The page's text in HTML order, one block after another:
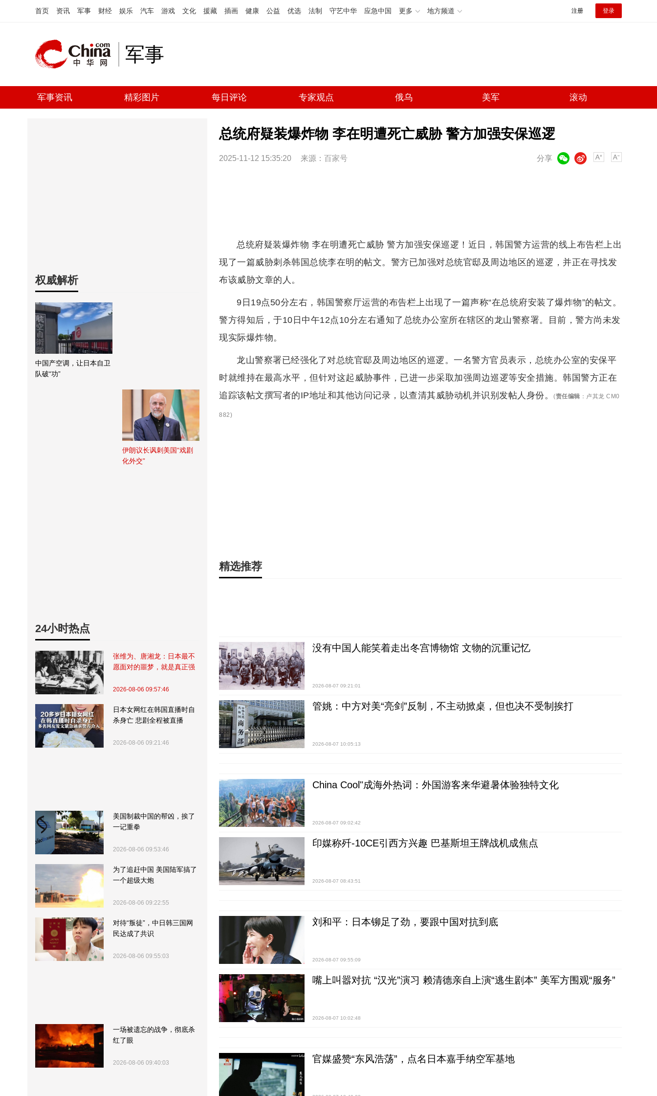
首页 资讯 军事 财经 娱乐 汽车 游戏 文化 援藏 插画 健康 公益 优选 法制 守艺中华 应急中国 更多 地方频道 注册 登录
军事
军事资讯 精彩图片 每日评论 专家观点 俄乌 美军 滚动
权威解析
中国产空调，让日本自卫
队破“功”
伊朗议长讽刺美国“戏剧
化外交”
24小时热点
张维为、唐湘龙：日本最不
愿面对的噩梦，就是真正强
2026-08-06 09:57:46
日本女网红在韩国直播时自
杀身亡 悲剧全程被直播
2026-08-06 09:21:46
美国制裁中国的帮凶，挨了
一记重拳
2026-08-06 09:53:46
为了追赶中国 美国陆军搞了
一个超级大炮
2026-08-06 09:22:55
对待“叛徒”，中日韩三国网
民达成了共识
2026-08-06 09:55:03
一场被遗忘的战争，彻底杀
红了眼
2026-08-06 09:40:03
总统府疑装爆炸物 李在明遭死亡威胁 警方加强安保巡逻
2025-11-12 15:35:20 来源： 百家号 分享
微博
总统府疑装爆炸物 李在明遭死亡威胁 警方加强安保巡逻！近日，韩国警方运营的线上布告栏上出
现了一篇威胁刺杀韩国总统李在明的帖文。警方已加强对总统官邸及周边地区的巡逻，并正在寻找发
布该威胁文章的人。
9日19点50分左右，韩国警察厅运营的布告栏上出现了一篇声称“在总统府安装了爆炸物”的帖文。
警方得知后，于10日中午12点10分左右通知了总统办公室所在辖区的龙山警察署。目前，警方尚未发
现实际爆炸物。
龙山警察署已经强化了对总统官邸及周边地区的巡逻。一名警方官员表示，总统办公室的安保平
时就维持在最高水平，但针对这起威胁事件，已进一步采取加强周边巡逻等安全措施。韩国警方正在
追踪该帖文撰写者的IP地址和其他访问记录，以查清其威胁动机并识别发帖人身份。
(责任编辑 ： 卢其龙 CM0
882)
精选推荐
没有中国人能笑着走出冬宫博物馆 文物的沉重记忆
2026-08-07 09:21:01
管姚：中方对美“亮剑”反制，不主动掀桌，但也决不受制挨打
2026-08-07 10:05:13
China Cool"成海外热词：外国游客来华避暑体验独特文化
2026-08-07 09:02:42
印媒称歼-10CE引西方兴趣 巴基斯坦王牌战机成焦点
2026-08-07 08:43:51
刘和平：日本铆足了劲，要跟中国对抗到底
2026-08-07 09:55:09
嘴上叫嚣对抗 “汉光”演习 赖清德亲自上演“逃生剧本” 美军方围观“服务”
2026-08-07 10:02:48
官媒盛赞“东风浩荡”，点名日本嘉手纳空军基地